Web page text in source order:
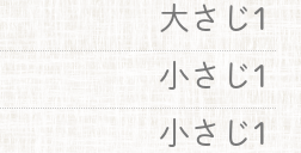
大さじ1
小さじ1
小さじ1